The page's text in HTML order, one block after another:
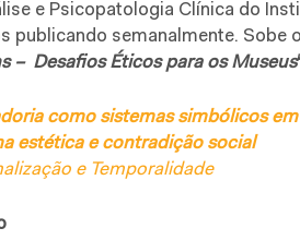
e Psicopatologia Clínica do
publicando semanalmente. Sobe
– Desafios Éticos para os Museus
como sistemas simbólicos
estética e contradição social
e Temporalidade